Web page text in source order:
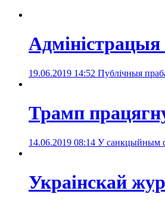
Адміністрацыя
19.06.2019 14:52 Публічныя
Трамп
14.06.2019 08:14 У санкцыйным
Украінскай